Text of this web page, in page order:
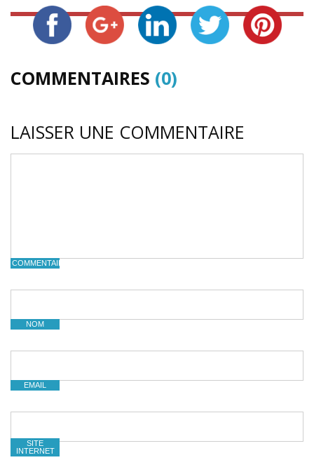
COMMENTAIRES (0)
LAISSER UNE COMMENTAIRE
COMMENTAIRE
NOM
EMAIL
SITE
INTERNET